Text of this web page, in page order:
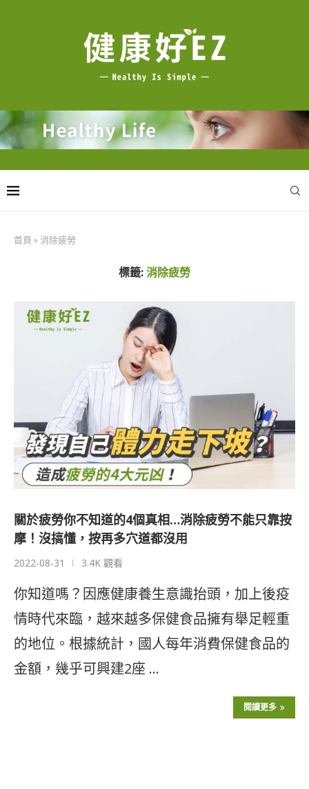
首頁 »消除疲勞
標籤:消除疲勞
關於疲勞你不知道的4個真相…消除疲勞不能只靠按
摩！沒搞懂，按再多穴道都沒用
2022-08-31 3.4K 觀看
你知道嗎？因應健康養生意識抬頭，加上後疫
情時代來臨，越來越多保健食品擁有舉足輕重
的地位。根據統計，國人每年消費保健食品的
金額，幾乎可興建2座 …
閱讀更多